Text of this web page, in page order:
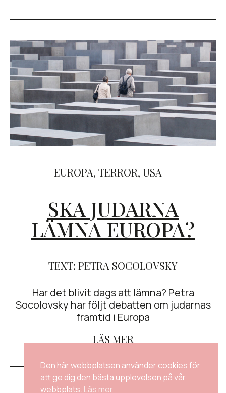
EUROPA, TERROR, USA
SKA JUDARNA
LÄMNA EUROPA?
TEXT: PETRA SOCOLOVSKY
Har det blivit dags att lämna? Petra
Socolovsky har följt debatten om judarnas
framtid i Europa
LÄS MER
KONTAKTA OSS
Den här webbplatsen använder cookies för
att ge dig den bästa upplevelsen på vår
webbplats. Läs mer